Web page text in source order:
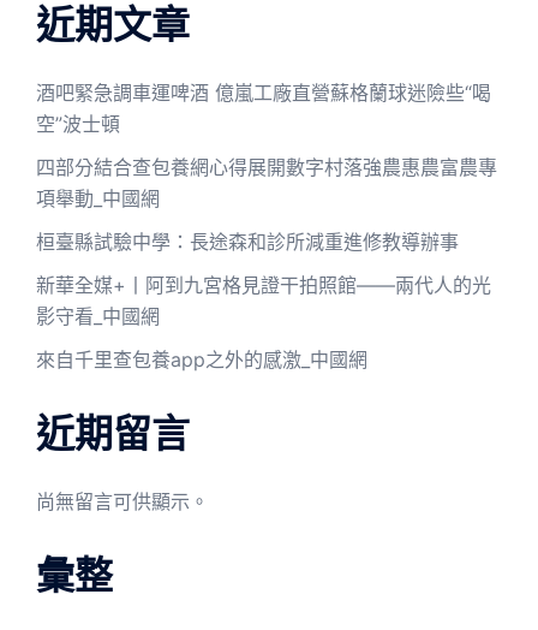
近期文章
酒吧緊急調車運啤酒 億嵐工廠直營蘇格蘭球迷險些“喝
空”波士頓
四部分結合查包養網心得展開數字村落強農惠農富農專
項舉動_中國網
桓臺縣試驗中學：長途森和診所減重進修教導辦事
新華全媒+丨阿到九宮格見證干拍照館——兩代人的光
影守看_中國網
來自千里查包養app之外的感激_中國網
近期留言
尚無留言可供顯示。
彙整